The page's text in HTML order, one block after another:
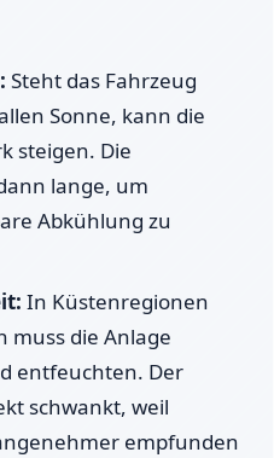
Steht das Fahrzeug
Sonne, kann die
steigen. Die
lange, um
Abkühlung zu
In Küstenregionen
muss die Anlage
entfeuchten. Der
schwankt, weil
empfunden